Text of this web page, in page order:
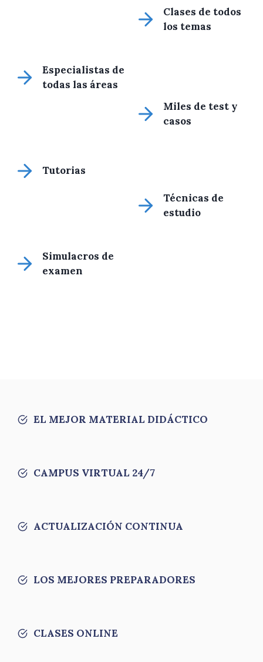
Clases de todos
los temas
Especialistas de
todas las áreas
Miles de test y
casos
Tutorias
Técnicas de
estudio
Simulacros de
examen
EL MEJOR MATERIAL DIDÁCTICO
CAMPUS VIRTUAL 24/7
ACTUALIZACIÓN CONTINUA
LOS MEJORES PREPARADORES
CLASES ONLINE